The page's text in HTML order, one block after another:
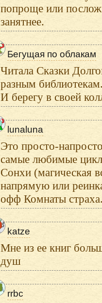
попроще или
занятнее.
Бегущая по облакам
Читала Сказки
разным
И берегу в своей
lunaluna
Это просто-
самые любимые
Сонхи (магическая
напрямую или
офф Комнаты
katze
Мне из ее книг
душ
rrbc